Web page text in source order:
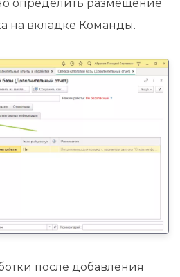
определить размещение
на вкладке Команды.
после добавления